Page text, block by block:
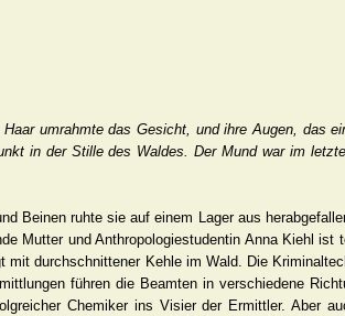
umrahmte das Gesicht, und ihre Augen, das
in der Stille des Waldes. Der Mund war im
Beinen ruhte sie auf einem Lager aus
Mutter und Anthropologiestudentin Anna Kiehl
durchschnittener Kehle im Wald. Die
führen die Beamten in verschiedene
Chemiker ins Visier der Ermittler. Aber